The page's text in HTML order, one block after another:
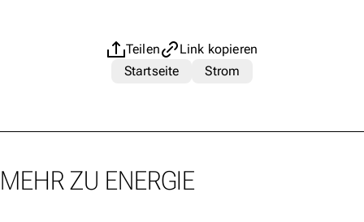
Teilen
Link kopieren
Startseite
Strom
MEHR ZU ENERGIE